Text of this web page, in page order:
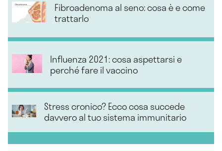
Fibroadenoma al seno: cosa è e come
trattarlo
Influenza 2021: cosa aspettarsi e
perché fare il vaccino
Stress cronico? Ecco cosa succede
davvero al tuo sistema immunitario